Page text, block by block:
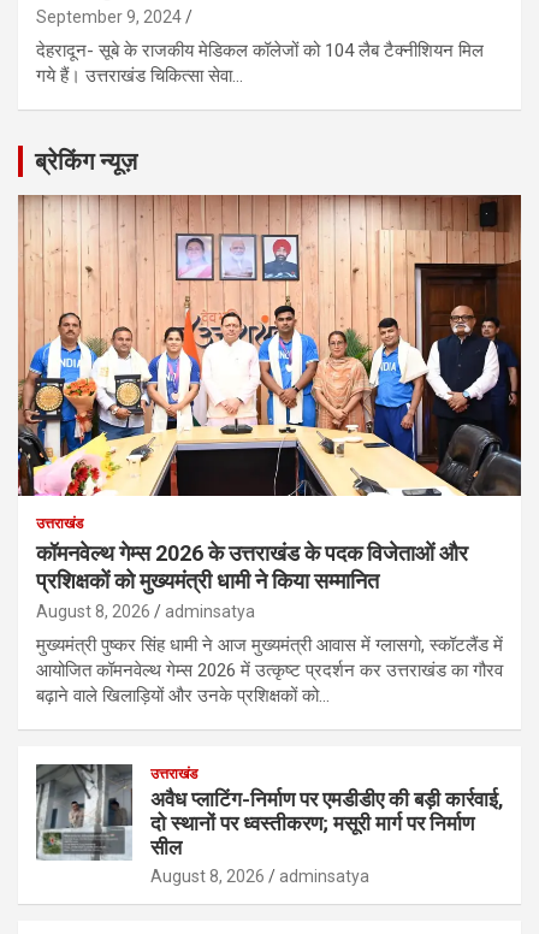
September 9, 2024
देहरादून- सूबे के राजकीय मेडिकल कॉलेजों को 104 लैब टैक्नीशियन मिल
गये हैं। उत्तराखंड चिकित्सा सेवा…
ब्रेकिंग न्यूज़
उत्तराखंड
कॉमनवेल्थ गेम्स 2026 के उत्तराखंड के पदक विजेताओं और
प्रशिक्षकों को मुख्यमंत्री धामी ने किया सम्मानित
August 8, 2026 adminsatya
मुख्यमंत्री पुष्कर सिंह धामी ने आज मुख्यमंत्री आवास में ग्लासगो, स्कॉटलैंड में
आयोजित कॉमनवेल्थ गेम्स 2026 में उत्कृष्ट प्रदर्शन कर उत्तराखंड का गौरव
बढ़ाने वाले खिलाड़ियों और उनके प्रशिक्षकों को…
उत्तराखंड
अवैध प्लाटिंग-निर्माण पर एमडीडीए की बड़ी कार्रवाई,
दो स्थानों पर ध्वस्तीकरण; मसूरी मार्ग पर निर्माण
सील
August 8, 2026 adminsatya